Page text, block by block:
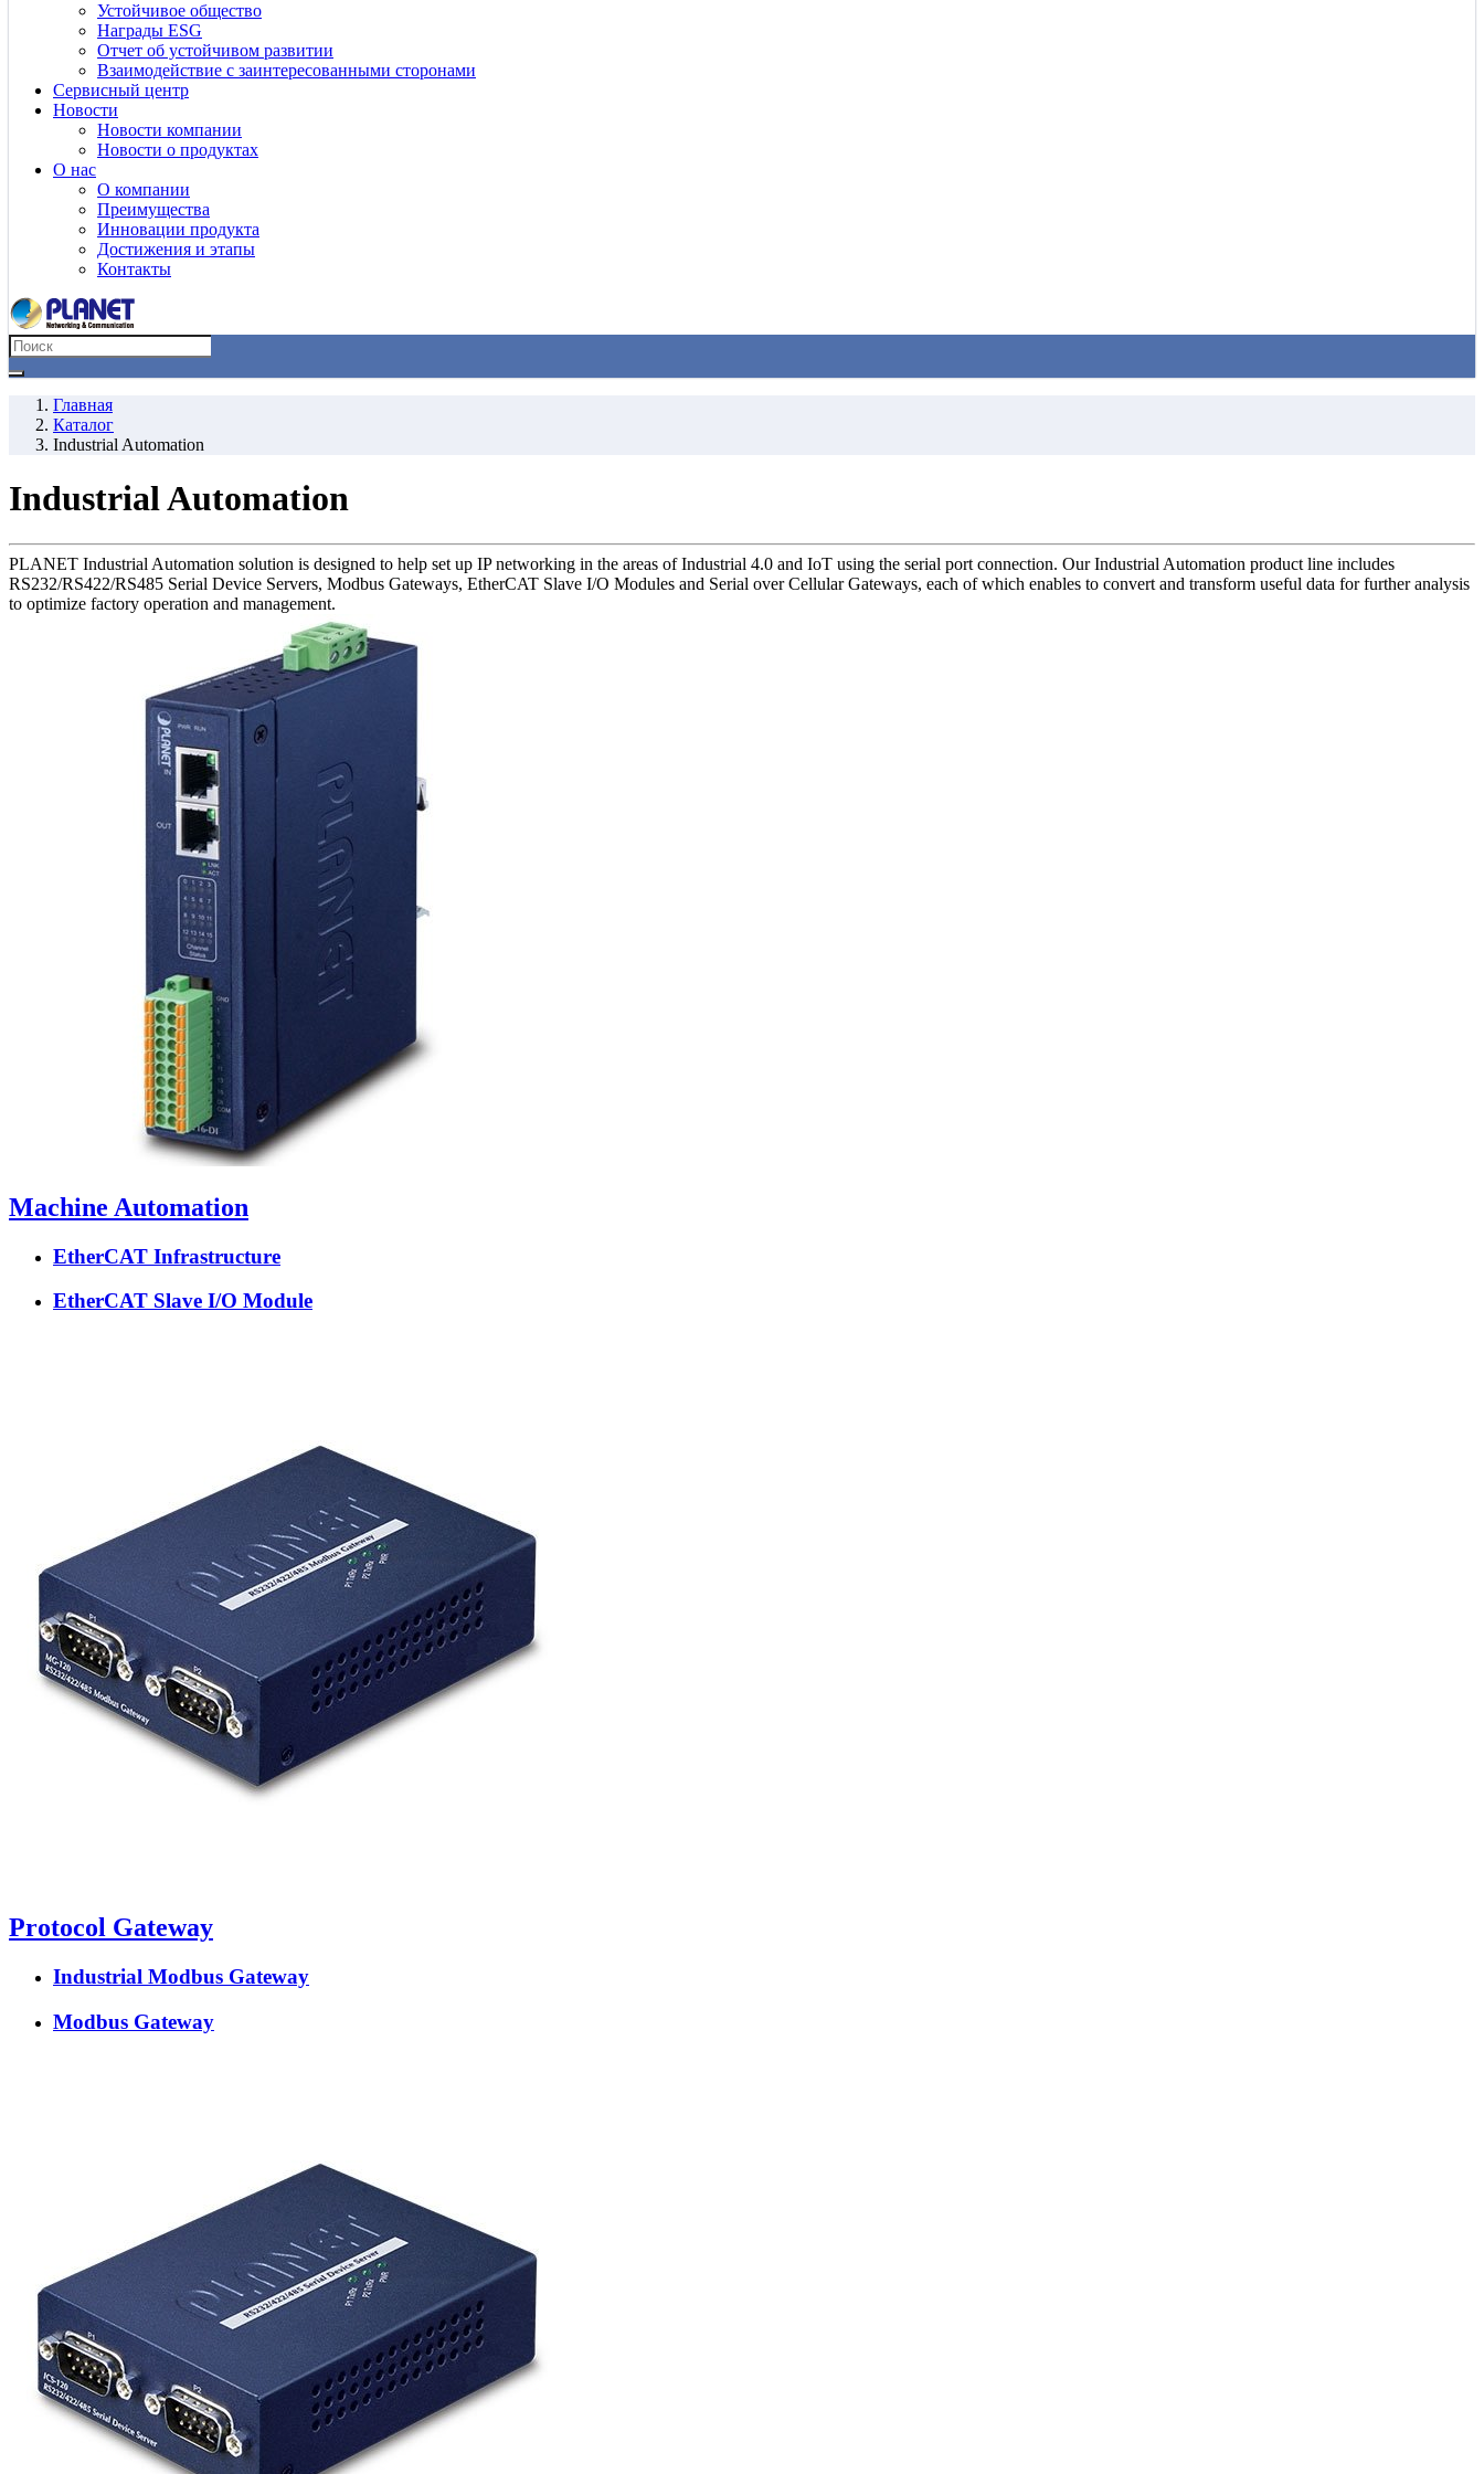
Устойчивое общество
Награды ESG
Отчет об устойчивом развитии
Взаимодействие с заинтересованными сторонами
Сервисный центр
Новости
Новости компании
Новости о продуктах
О нас
О компании
Преимущества
Инновации продукта
Достижения и этапы
Контакты
Главная
Каталог
Industrial Automation
Industrial Automation
PLANET Industrial Automation solution is designed to help set up IP networking in the areas of Industrial 4.0 and IoT using the serial port connection. Our Industrial Automation product line includes
RS232/RS422/RS485 Serial Device Servers, Modbus Gateways, EtherCAT Slave I/O Modules and Serial over Cellular Gateways, each of which enables to convert and transform useful data for further analysis
to optimize factory operation and management.
Machine Automation
EtherCAT Infrastructure
EtherCAT Slave I/O Module
Protocol Gateway
Industrial Modbus Gateway
Modbus Gateway